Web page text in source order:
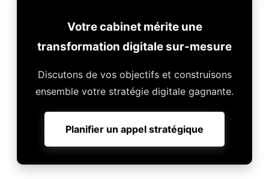
Votre cabinet mérite une
transformation digitale sur-mesure
Discutons de vos objectifs et construisons
ensemble votre stratégie digitale gagnante.
Planifier un appel stratégique